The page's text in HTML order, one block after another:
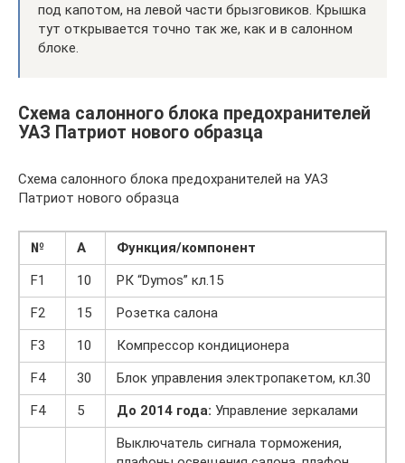
под капотом, на левой части брызговиков. Крышка
тут открывается точно так же, как и в салонном
блоке.
Схема салонного блока предохранителей
УАЗ Патриот нового образца
Схема салонного блока предохранителей на УАЗ
Патриот нового образца
№ А
Функция/компонент
F1
10
РК “Dymos” кл.15
F2
15
Розетка салона
F3
10
Компрессор кондиционера
F4
30
Блок управления электропакетом, кл.30
F4
5 До 2014 года: Управление зеркалами
Выключатель сигнала торможения,